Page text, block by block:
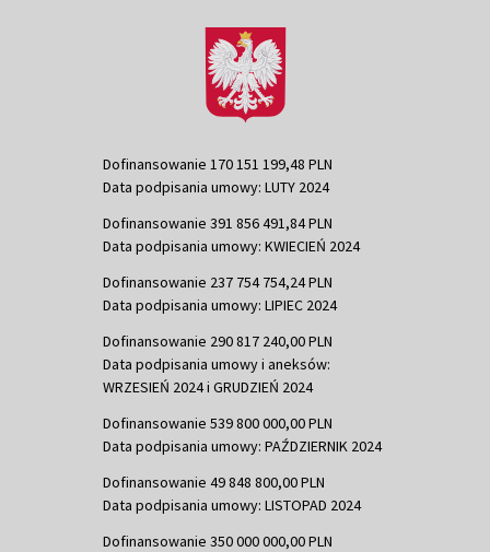
Dofinansowanie 170 151 199,48 PLN
Data podpisania umowy: LUTY 2024
Dofinansowanie 391 856 491,84 PLN
Data podpisania umowy: KWIECIEŃ 2024
Dofinansowanie 237 754 754,24 PLN
Data podpisania umowy: LIPIEC 2024
Dofinansowanie 290 817 240,00 PLN
Data podpisania umowy i aneksów:
WRZESIEŃ 2024 i GRUDZIEŃ 2024
Dofinansowanie 539 800 000,00 PLN
Data podpisania umowy: PAŹDZIERNIK 2024
Dofinansowanie 49 848 800,00 PLN
Data podpisania umowy: LISTOPAD 2024
Dofinansowanie 350 000 000,00 PLN